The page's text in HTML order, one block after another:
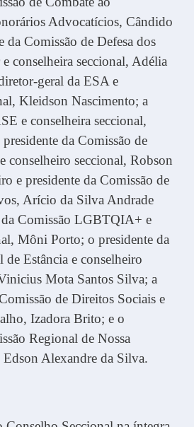
Advocatícios, Cândido
da Comissão de Defesa dos
conselheira seccional, Adélia
geral da ESA e
Kleidson Nascimento; a
e conselheira seccional,
da Comissão de
conselheiro seccional, Robson
e presidente da Comissão de
Arício da Silva Andrade
Comissão LGBTQIA+ e
Môni Porto; o presidente da
Estância e conselheiro
Mota Santos Silva; a
de Direitos Sociais e
Izadora Brito; e o
Regional de Nossa
Alexandre da Silva.